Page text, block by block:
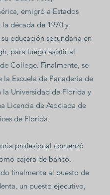
emigró a Estados
la década de 1970 y
educación secundaria en
para luego asistir al
College. Finalmente, se
la Escuela de Panadería de
la Universidad de Florida y
Licencia de Asociada de
de Florida.
profesional comenzó
cajera de banco,
finalmente al puesto de
un puesto ejecutivo,